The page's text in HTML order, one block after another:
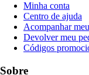
Minha conta
Centro de ajuda
Acompanhar
Devolver meu
Códigos
Sobre